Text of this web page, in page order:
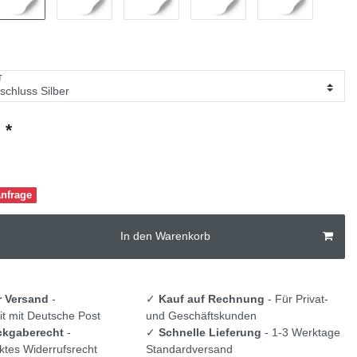
*
In den Warenkorb
-
mit Deutsche Post
-
Widerrufsrecht
✓ Kauf auf Rechnung - Für Privat-
und Geschäftskunden
✓ Schnelle Lieferung - 1-3 Werktage
Standardversand